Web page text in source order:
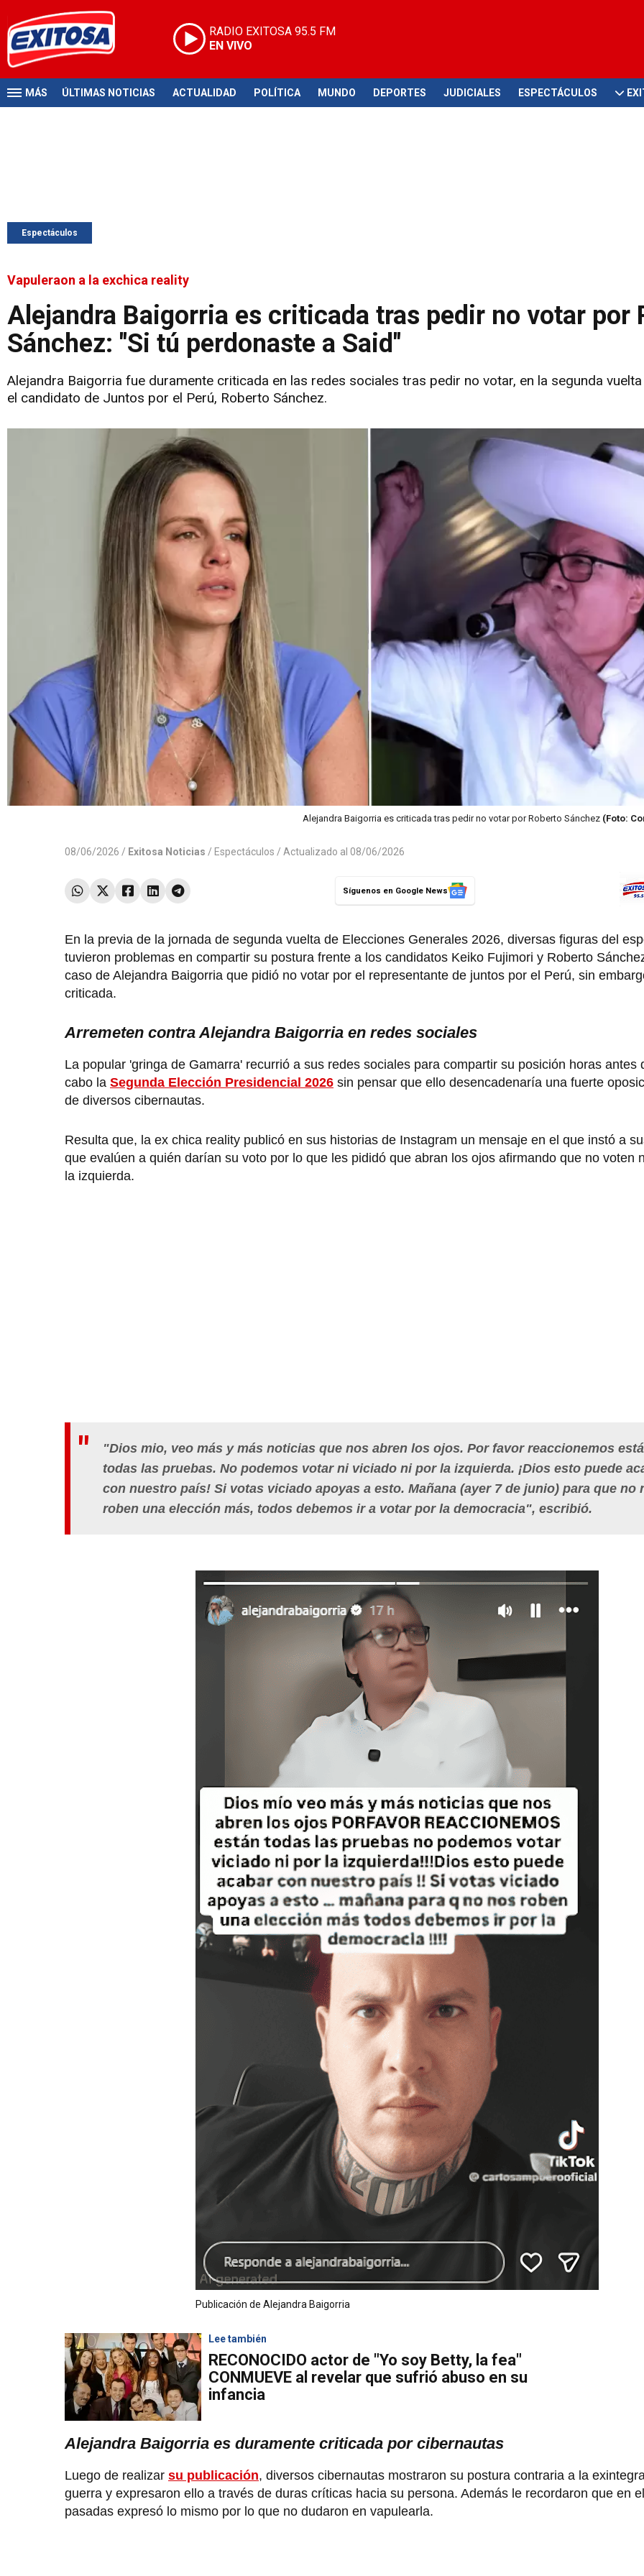
RADIO EXITOSA 95.5 FM
EN VIVO
MÁS ÚLTIMAS NOTICIAS ACTUALIDAD POLÍTICA MUNDO DEPORTES JUDICIALES ESPECTÁCULOS
Espectáculos
Vapuleraon a la exchica reality
Alejandra Baigorria es criticada tras pedir no votar por
Sánchez: "Si tú perdonaste a Said"
Alejandra Baigorria fue duramente criticada en las redes sociales tras pedir no votar, en la segunda
el candidato de Juntos por el Perú, Roberto Sánchez.
Alejandra Baigorria es criticada tras pedir no votar por Roberto Sánchez (Foto:
08/06/2026 / Exitosa Noticias / Espectáculos / Actualizado al 08/06/2026
Síguenos en Google News
En la previa de la jornada de segunda vuelta de Elecciones Generales 2026, diversas figuras del
tuvieron problemas en compartir su postura frente a los candidatos Keiko Fujimori y Roberto
caso de Alejandra Baigorria que pidió no votar por el representante de juntos por el Perú, sin
criticada.
Arremeten contra Alejandra Baigorria en redes sociales
La popular 'gringa de Gamarra' recurrió a sus redes sociales para compartir su posición horas antes
cabo la Segunda Elección Presidencial 2026 sin pensar que ello desencadenaría una fuerte
de diversos cibernautas.
Resulta que, la ex chica reality publicó en sus historias de Instagram un mensaje en el que instó a
que evalúen a quién darían su voto por lo que les pididó que abran los ojos afirmando que no voten
la izquierda.
"Dios mio, veo más y más noticias que nos abren los ojos. Por favor reaccionemos
todas las pruebas. No podemos votar ni viciado ni por la izquierda. ¡Dios esto puede
con nuestro país! Si votas viciado apoyas a esto. Mañana (ayer 7 de junio) para que no
roben una elección más, todos debemos ir a votar por la democracia", escribió.
Publicación de Alejandra Baigorria
Lee también
RECONOCIDO actor de "Yo soy Betty, la fea"
CONMUEVE al revelar que sufrió abuso en su
infancia
Alejandra Baigorria es duramente criticada por cibernautas
Luego de realizar su publicación, diversos cibernautas mostraron su postura contraria a la
guerra y expresaron ello a través de duras críticas hacia su persona. Además le recordaron que en
pasadas expresó lo mismo por lo que no dudaron en vapulearla.